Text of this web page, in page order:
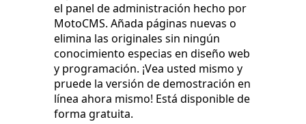
el panel de administración hecho por
MotoCMS. Añada páginas nuevas o
elimina las originales sin ningún
conocimiento especias en diseño web
y programación. ¡Vea usted mismo y
pruede la versión de demostración en
línea ahora mismo! Está disponible de
forma gratuita.